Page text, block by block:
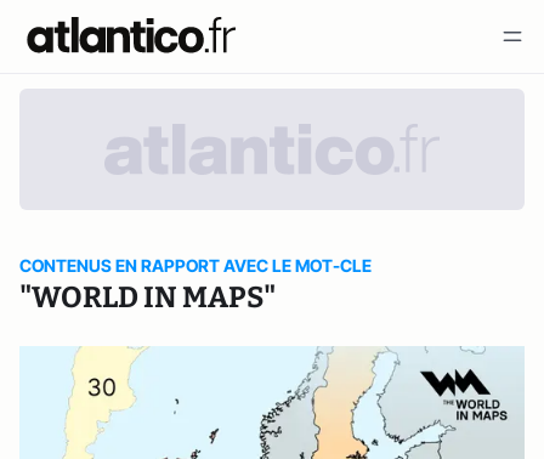
CONTENUS EN RAPPORT AVEC LE MOT-CLE
"WORLD IN MAPS"